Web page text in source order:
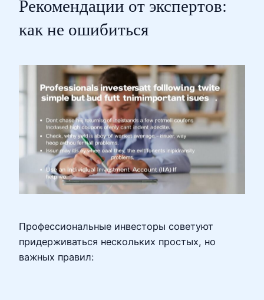
Рекомендации от экспертов:
как не ошибиться
Профессиональные инвесторы советуют
придерживаться нескольких простых, но
важных правил: